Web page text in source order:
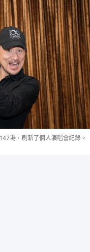
場，刷新了個人演唱會紀錄。